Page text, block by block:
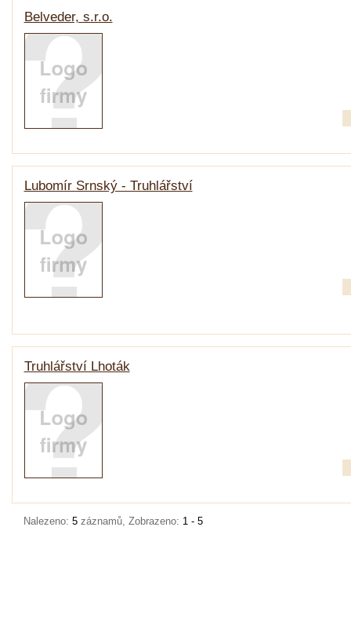
Belveder, s.r.o.
Lubomír Srnský - Truhlářství
Truhlářství Lhoták
Nalezeno: 5 záznamů, Zobrazeno: 1 - 5